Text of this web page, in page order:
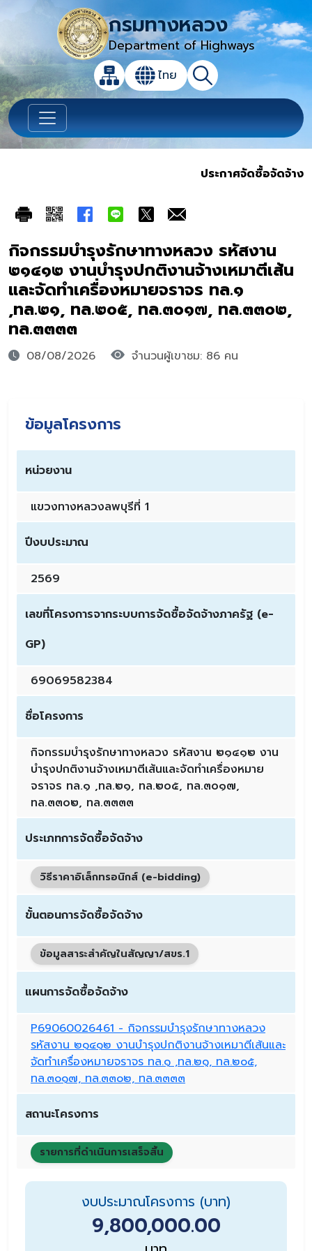
กรมทางหลวง
Department of Highways
แผนผังเว็บไซต์
เปลี่ยนภาษา
ไทย ค้นหา
เปิดกล่องค้นหาข้อมูลหลักของเว็บไซต์
ประกาศจัดซื้อจัดจ้าง
กิจกรรมบำรุงรักษาทางหลวง รหัสงาน
๒๑๔๑๒ งานบำรุงปกติงานจ้างเหมาตีเส้น
และจัดทำเครื่องหมายจราจร ทล.๑
,ทล.๒๑, ทล.๒๐๕, ทล.๓๐๑๗, ทล.๓๓๐๒,
ทล.๓๓๓๓
08/08/2026 จำนวนผู้เขาชม: 86 คน
ข้อมูลโครงการ
หน่วยงาน
แขวงทางหลวงลพบุรีที่ 1
ปีงบประมาณ
2569
เลขที่โครงการจากระบบการจัดซื้อจัดจ้างภาครัฐ (e-
GP)
69069582384
ชื่อโครงการ
กิจกรรมบำรุงรักษาทางหลวง รหัสงาน ๒๑๔๑๒ งาน
บำรุงปกติงานจ้างเหมาตีเส้นและจัดทำเครื่องหมาย
จราจร ทล.๑ ,ทล.๒๑, ทล.๒๐๕, ทล.๓๐๑๗,
ทล.๓๓๐๒, ทล.๓๓๓๓
ประเภทการจัดซื้อจัดจ้าง
วิธีราคาอิเล็กทรอนิกส์ (e-bidding)
ขั้นตอนการจัดซื้อจัดจ้าง
ข้อมูลสาระสำคัญในสัญญา/สขร.1
แผนการจัดซื้อจัดจ้าง
P69060026461 - กิจกรรมบำรุงรักษาทางหลวง
รหัสงาน ๒๑๔๑๒ งานบำรุงปกติงานจ้างเหมาตีเส้นและ
จัดทำเครื่องหมายจราจร ทล.๑ ,ทล.๒๑, ทล.๒๐๕,
ทล.๓๐๑๗, ทล.๓๓๐๒, ทล.๓๓๓๓
สถานะโครงการ
รายการที่ดำเนินการเสร็จสิ้น
งบประมาณโครงการ (บาท)
9,800,000.00